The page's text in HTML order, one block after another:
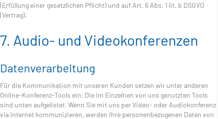
(Erfüllung einer gesetzlichen Pflicht) und auf Art. 6 Abs. 1 lit. b DSGVO
(Vertrag).
7. Audio- und Videokonferenzen
Datenverarbeitung
Für die Kommunikation mit unseren Kunden setzen wir unter anderen
Online-Konferenz-Tools ein. Die im Einzelnen von uns genutzten Tools
sind unten aufgelistet. Wenn Sie mit uns per Video- oder Audiokonferenz
via Internet kommunizieren, werden Ihre personenbezogenen Daten von